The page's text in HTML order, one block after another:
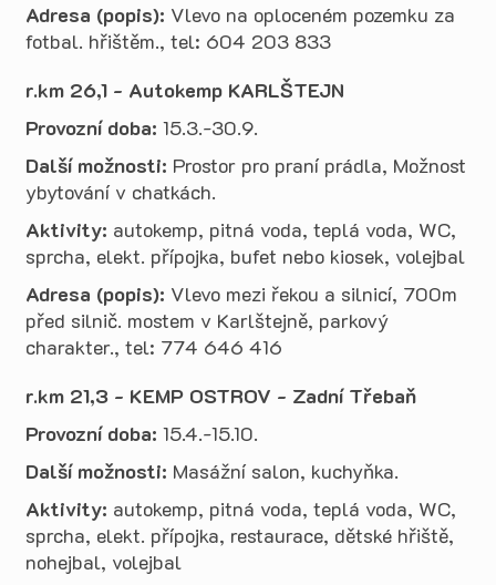
Adresa (popis): Vlevo na oploceném pozemku za
fotbal. hřištěm., tel: 604 203 833
r.km 26,1 - Autokemp KARLŠTEJN
Provozní doba: 15.3.-30.9.
Další možnosti: Prostor pro praní prádla, Možnost
ybytování v chatkách.
Aktivity: autokemp, pitná voda, teplá voda, WC,
sprcha, elekt. přípojka, bufet nebo kiosek, volejbal
Adresa (popis): Vlevo mezi řekou a silnicí, 700m
před silnič. mostem v Karlštejně, parkový
charakter., tel: 774 646 416
r.km 21,3 - KEMP OSTROV - Zadní Třebaň
Provozní doba: 15.4.-15.10.
Další možnosti: Masážní salon, kuchyňka.
Aktivity: autokemp, pitná voda, teplá voda, WC,
sprcha, elekt. přípojka, restaurace, dětské hřiště,
nohejbal, volejbal